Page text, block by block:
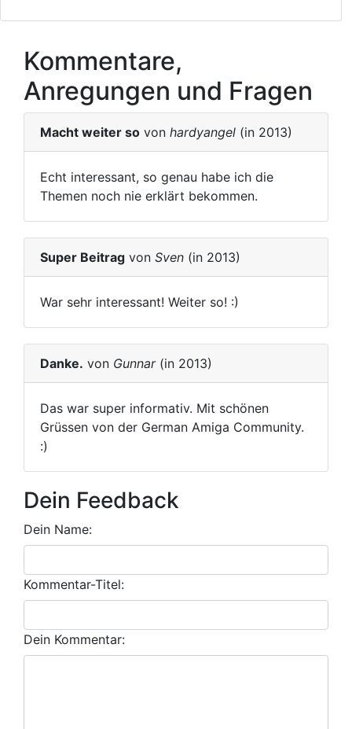
Kommentare,
Anregungen und Fragen
Macht weiter so von hardyangel (in 2013)
Echt interessant, so genau habe ich die
Themen noch nie erklärt bekommen.
Super Beitrag von Sven (in 2013)
War sehr interessant! Weiter so! :)
Danke. von Gunnar (in 2013)
Das war super informativ. Mit schönen
Grüssen von der German Amiga Community.
:)
Dein Feedback
Dein Name:
Kommentar-Titel:
Dein Kommentar: